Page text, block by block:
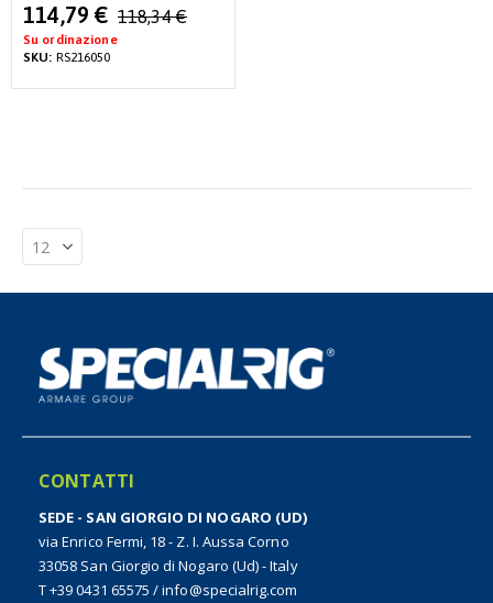
Special
Price
114,79 € 118,34 €
Su ordinazione
SKU: RS216050
CONTATTI
SEDE - SAN GIORGIO DI NOGARO (UD)
via Enrico Fermi, 18 - Z. I. Aussa Corno
33058 San Giorgio di Nogaro (Ud) - Italy
T +39 0431 65575 /info@specialrig.com